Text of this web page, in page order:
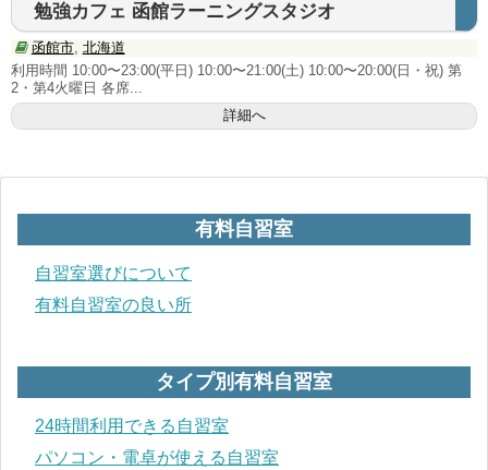
勉強カフェ 函館ラーニングスタジオ
函館市, 北海道
利用時間 10:00〜23:00(平日) 10:00〜21:00(土) 10:00〜20:00(日・祝) 第
2・第4火曜日 各席...
詳細へ
有料自習室
自習室選びについて
有料自習室の良い所
タイプ別有料自習室
24時間利用できる自習室
パソコン・電卓が使える自習室
九州･沖縄地方
福岡県
熊本県
宮崎県
沖縄県
24時間利用できる自習室
短期利用が可能な自習室